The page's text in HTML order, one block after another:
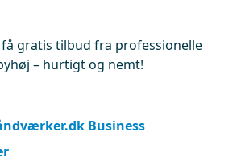
gratis tilbud fra professionelle
– hurtigt og nemt!
Business